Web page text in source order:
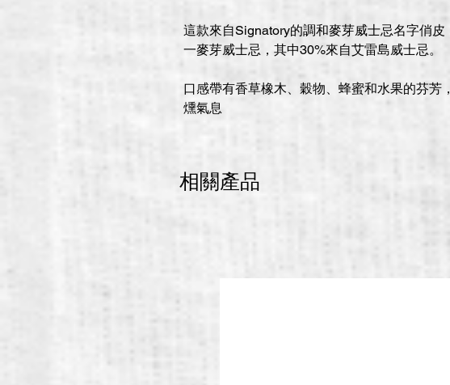
這款來自Signatory的調和麥芽威士忌名字俏
一麥芽威士忌，其中30%來自艾雷島威士忌。
口感帶有香草橡木、穀物、蜂蜜和水果的芬芳
燻氣息
相關產品